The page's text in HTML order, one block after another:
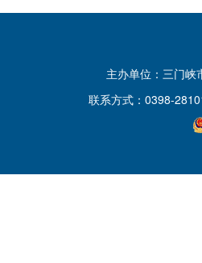
主办单位：三门
联系方式：0398-